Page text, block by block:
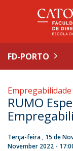
FD-PORTO
Empregabilidade
RUMO
Terça-feira , 15 de
November 2022 -